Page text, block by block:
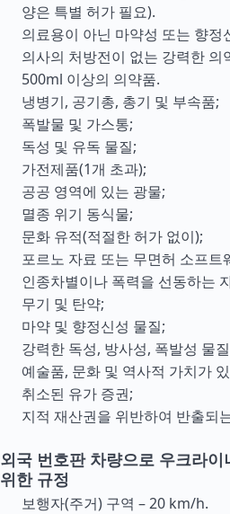
양은 특별 허가 필요).
의료용이 아닌 마약성 또는 향정
의사의 처방전이 없는 강력한 의
500ml 이상의 의약품.
냉병기, 공기총, 총기 및 부속품;
폭발물 및 가스통;
독성 및 유독 물질;
가전제품(1개 초과);
공공 영역에 있는 광물;
멸종 위기 동식물;
문화 유적(적절한 허가 없이);
포르노 자료 또는 무면허 소프트
인종차별이나 폭력을 선동하는
무기 및 탄약;
마약 및 향정신성 물질;
강력한 독성, 방사성, 폭발성 물
예술품, 문화 및 역사적 가치가
취소된 유가 증권;
지적 재산권을 위반하여 반출되
외국 번호판 차량으로 우크라
위한 규정
보행자(주거) 구역 – 20 km/h.